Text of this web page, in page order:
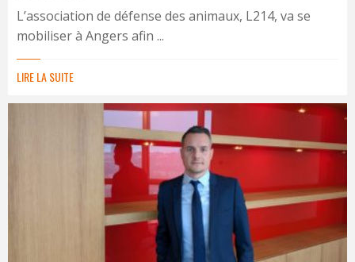
L’association de défense des animaux, L214, va se
mobiliser à Angers afin ...
LIRE LA SUITE